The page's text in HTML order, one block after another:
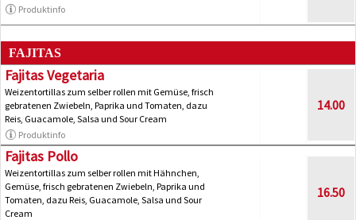
Produktinfo
FAJITAS
Fajitas Vegetaria
Weizentortillas zum selber rollen mit Gemüse, frisch
gebratenen Zwiebeln, Paprika und Tomaten, dazu
Reis, Guacamole, Salsa und Sour Cream
Produktinfo
14.00
Fajitas Pollo
Weizentortillas zum selber rollen mit Hähnchen,
Gemüse, frisch gebratenen Zwiebeln, Paprika und
Tomaten, dazu Reis, Guacamole, Salsa und Sour
Cream
16.50